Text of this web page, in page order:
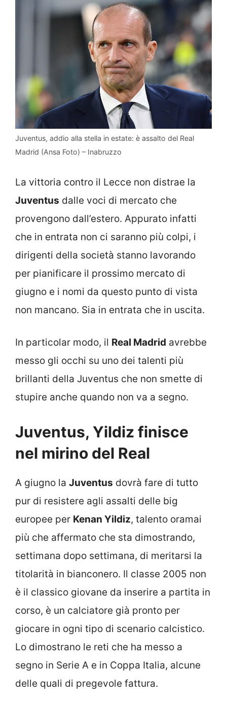
Juventus, addio alla stella in estate: è assalto del Real
Madrid (Ansa Foto) – Inabruzzo
La vittoria contro il Lecce non distrae la
Juventus dalle voci di mercato che
provengono dall’estero. Appurato infatti
che in entrata non ci saranno più colpi, i
dirigenti della società stanno lavorando
per pianificare il prossimo mercato di
giugno e i nomi da questo punto di vista
non mancano. Sia in entrata che in uscita.
In particolar modo, il Real Madrid avrebbe
messo gli occhi su uno dei talenti più
brillanti della Juventus che non smette di
stupire anche quando non va a segno.
Juventus, Yildiz finisce
nel mirino del Real
A giugno la Juventus dovrà fare di tutto
pur di resistere agli assalti delle big
europee per Kenan Yildiz, talento oramai
più che affermato che sta dimostrando,
settimana dopo settimana, di meritarsi la
titolarità in bianconero. Il classe 2005 non
è il classico giovane da inserire a partita in
corso, è un calciatore già pronto per
giocare in ogni tipo di scenario calcistico.
Lo dimostrano le reti che ha messo a
segno in Serie A e in Coppa Italia, alcune
delle quali di pregevole fattura.